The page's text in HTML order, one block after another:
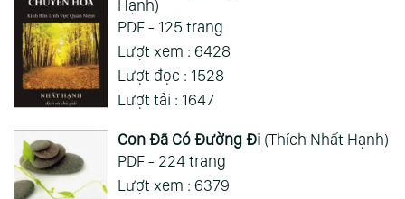
Hạnh)
PDF - 125 trang
Lượt xem : 6428
Lượt đọc : 1528
Lượt tải : 1647
Con Đã Có Đường Đi(Thích Nhất Hạnh)
PDF - 224 trang
Lượt xem : 6379